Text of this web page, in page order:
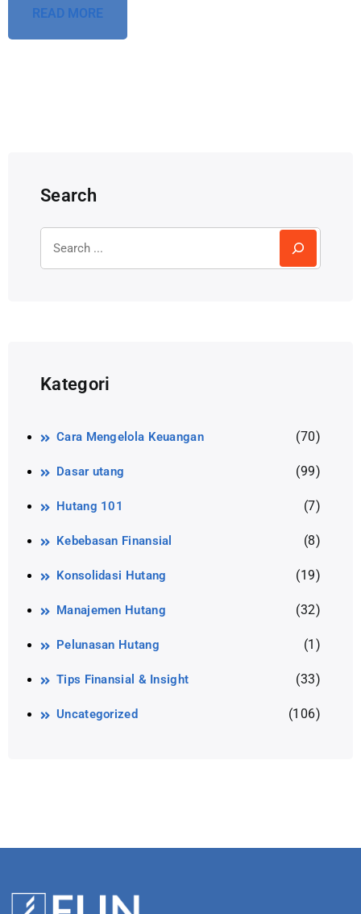
READ MORE
Search
Kategori
Cara Mengelola Keuangan (70)
Dasar utang (99)
Hutang 101 (7)
Kebebasan Finansial (8)
Konsolidasi Hutang (19)
Manajemen Hutang (32)
Pelunasan Hutang (1)
Tips Finansial & Insight (33)
Uncategorized (106)